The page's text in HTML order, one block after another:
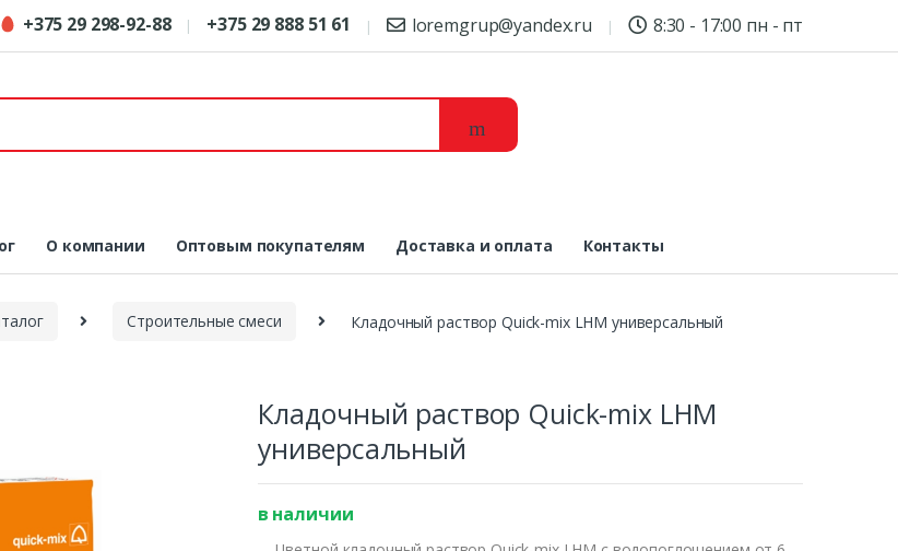
+375 29 298-92-88 +375 29 888 51 61 loremgrup@yandex.ru 8:30 - 17:00 пн - пт
О компании Оптовым покупателям Доставка и оплата Контакты
Строительные смеси Кладочный раствор Quick-mix LHM универсальный
Кладочный раствор Quick-mix LHM
универсальный
в наличии